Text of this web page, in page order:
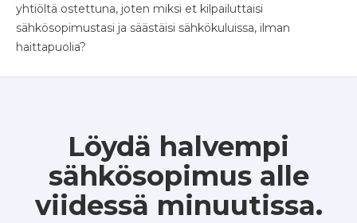
yhtiöltä ostettuna, joten miksi et kilpailuttaisi
sähkösopimustasi ja säästäisi sähkökuluissa, ilman
haittapuolia?
Löydä halvempi
sähkösopimus alle
viidessä minuutissa.